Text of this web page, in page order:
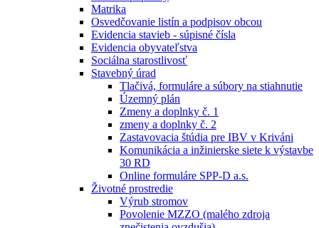
Matrika
Osvedčovanie listín a podpisov obcou
Evidencia stavieb - súpisné čísla
Evidencia obyvateľstva
Sociálna starostlivosť
Stavebný úrad
Tlačivá, formuláre a súbory na stiahnutie
Územný plán
Zmeny a doplnky č. 1
zmeny a doplnky č. 2
Zastavovacia štúdia pre IBV v Kriváni
Komunikácia a inžinierske siete k výstavbe
30 RD
Online formuláre SPP-D a.s.
Životné prostredie
Výrub stromov
Povolenie MZZO (malého zdroja